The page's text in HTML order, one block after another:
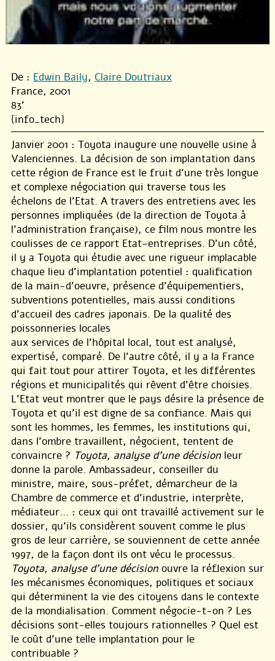
De : Edwin Baily, Claire Doutriaux
France, 2001
83'
{info_tech}
Janvier 2001 : Toyota inaugure une nouvelle usine à
Valenciennes. La décision de son implantation dans
cette région de France est le fruit d’une très longue
et complexe négociation qui traverse tous les
échelons de l’Etat. A travers des entretiens avec les
personnes impliquées (de la direction de Toyota à
l’administration française), ce film nous montre les
coulisses de ce rapport Etat-entreprises. D’un côté,
il y a Toyota qui étudie avec une rigueur implacable
chaque lieu d’implantation potentiel : qualification
de la main-d’oeuvre, présence d’équipementiers,
subventions potentielles, mais aussi conditions
d’accueil des cadres japonais. De la qualité des
poissonneries locales
aux services de l’hôpital local, tout est analysé,
expertisé, comparé. De l’autre côté, il y a la France
qui fait tout pour attirer Toyota, et les différentes
régions et municipalités qui rêvent d’être choisies.
L’Etat veut montrer que le pays désire la présence de
Toyota et qu’il est digne de sa confiance. Mais qui
sont les hommes, les femmes, les institutions qui,
dans l’ombre travaillent, négocient, tentent de
convaincre ? Toyota, analyse d’une décision leur
donne la parole. Ambassadeur, conseiller du
ministre, maire, sous-préfet, démarcheur de la
Chambre de commerce et d’industrie, interprète,
médiateur... : ceux qui ont travaillé activement sur le
dossier, qu’ils considèrent souvent comme le plus
gros de leur carrière, se souviennent de cette année
1997, de la façon dont ils ont vécu le processus.
Toyota, analyse d’une décision ouvre la réflexion sur
les mécanismes économiques, politiques et sociaux
qui déterminent la vie des citoyens dans le contexte
de la mondialisation. Comment négocie-t-on ? Les
décisions sont-elles toujours rationnelles ? Quel est
le coût d’une telle implantation pour le
contribuable ?